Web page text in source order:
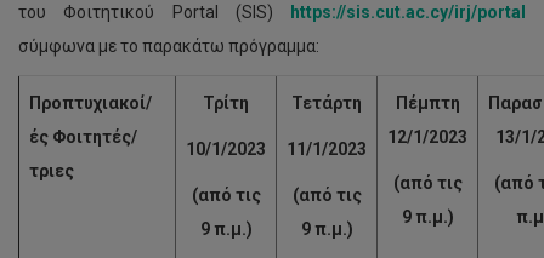
του Φοιτητικού Portal (SIS) https://sis.cut.ac.cy/irj/portal
σύμφωνα με το παρακάτω πρόγραμμα:
Προπτυχιακοί/
ές Φοιτητές/
τριες
Τρίτη
10/1/2023
(από τις
9 π.μ.)
Τετάρτη
11/1/2023
(από τις
9 π.μ.)
Πέμπτη
12/1/2023
(από τις
9 π.μ.)
13/1/
(από